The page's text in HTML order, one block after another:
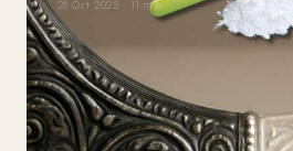
28 Oct 2025 · 11 min